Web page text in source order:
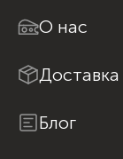
О нас
Блог